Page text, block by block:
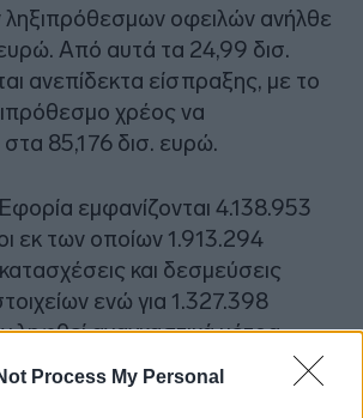
Process My Personal
οφειλών ανήλθε
Από αυτά τα 24,99 δισ.
ανεπίδεκτα είσπραξης, με το
χρέος να
85,176 δισ. ευρώ.
εμφανίζονται 4.138.953
εκ των οποίων 1.913.294
και δεσμεύσεις
ενώ για 1.327.398
ληφθεί αναγκαστικά μέτρα